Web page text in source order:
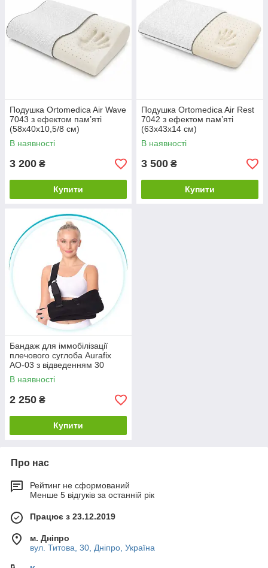
Подушка Ortomedica Air Wave
7043 з ефектом пам’яті
(58х40х10,5/8 см)
В наявності
3 200 ₴
Купити
Подушка Ortomedica Air Rest
7042 з ефектом пам’яті
(63х43х14 см)
В наявності
3 500 ₴
Купити
Бандаж для іммобілізації
плечового суглоба Aurafix
AO-03 з відведенням 30
градусів
В наявності
2 250 ₴
Купити
Про нас
Рейтинг не сформований
Менше 5 відгуків за останній рік
Працює з 23.12.2019
м. Дніпро
вул. Титова, 30, Дніпро, Україна